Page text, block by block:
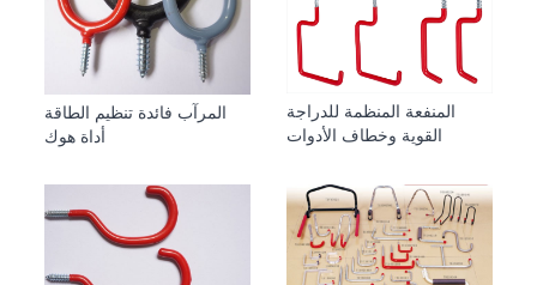
المرآب فائدة تنظيم الطاقة
أداة هوك
المنفعة المنظمة للدراجة
القوية وخطاف الأدوات